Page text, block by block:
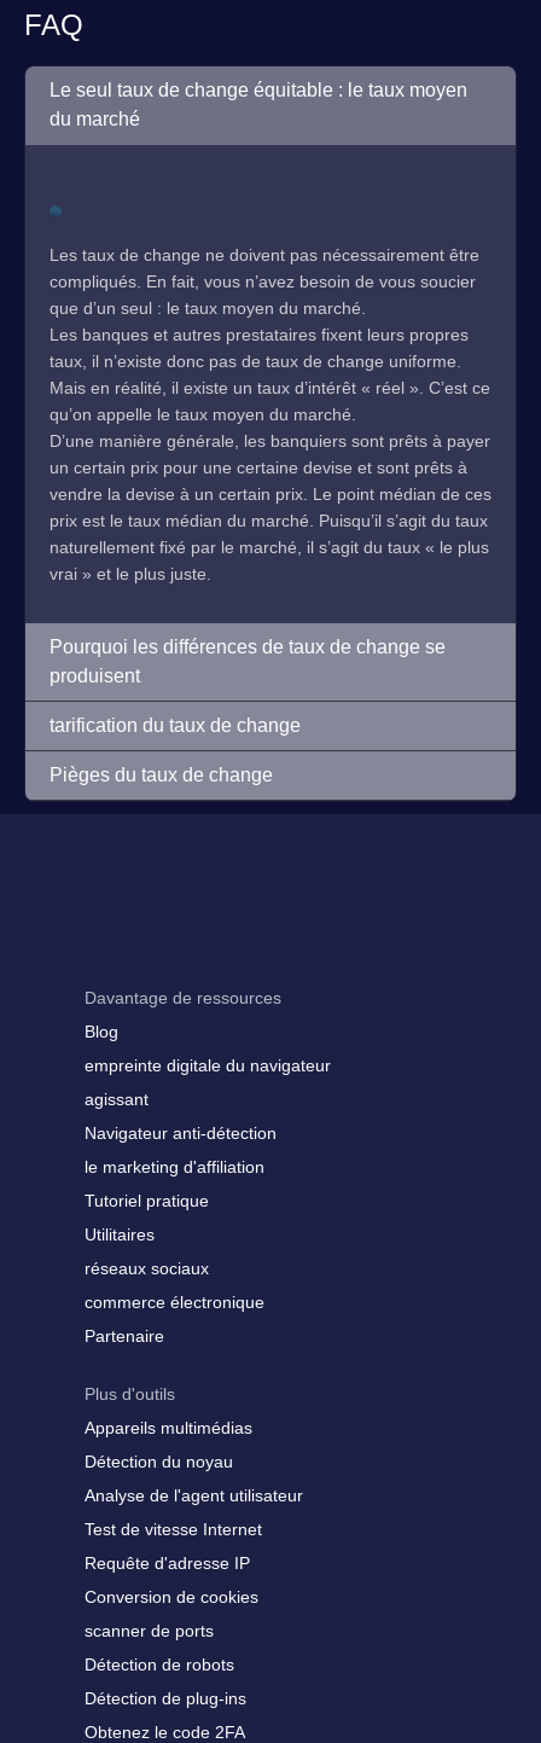
FAQ
Le seul taux de change équitable : le taux moyen
du marché
Les taux de change ne doivent pas nécessairement être
compliqués. En fait, vous n’avez besoin de vous soucier
que d’un seul : le taux moyen du marché.
Les banques et autres prestataires fixent leurs propres
taux, il n’existe donc pas de taux de change uniforme.
Mais en réalité, il existe un taux d’intérêt « réel ». C’est ce
qu’on appelle le taux moyen du marché.
D’une manière générale, les banquiers sont prêts à payer
un certain prix pour une certaine devise et sont prêts à
vendre la devise à un certain prix. Le point médian de ces
prix est le taux médian du marché. Puisqu’il s’agit du taux
naturellement fixé par le marché, il s’agit du taux « le plus
vrai » et le plus juste.
Pourquoi les différences de taux de change se
produisent
tarification du taux de change
Pièges du taux de change
Davantage de ressources
Blog
empreinte digitale du navigateur
agissant
Navigateur anti-détection
le marketing d'affiliation
Tutoriel pratique
Utilitaires
réseaux sociaux
commerce électronique
Partenaire
Plus d'outils
Appareils multimédias
Détection du noyau
Analyse de l'agent utilisateur
Test de vitesse Internet
Requête d'adresse IP
Conversion de cookies
scanner de ports
Détection de robots
Détection de plug-ins
Obtenez le code 2FA